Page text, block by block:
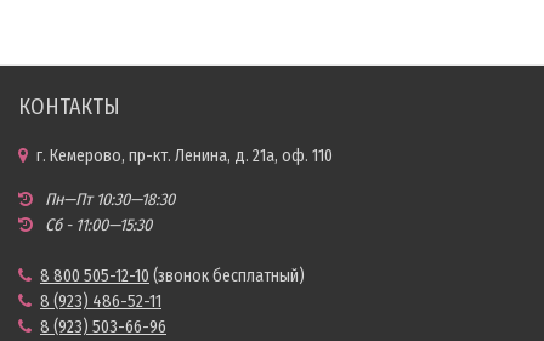
КОНТАКТЫ
г. Кемерово, пр-кт. Ленина, д. 21а, оф. 110
Пн—Пт 10:30—18:30
Сб - 11:00—15:30
8 800 505-12-10 (звонок бесплатный)
8 (923) 486-52-11
8 (923) 503-66-96